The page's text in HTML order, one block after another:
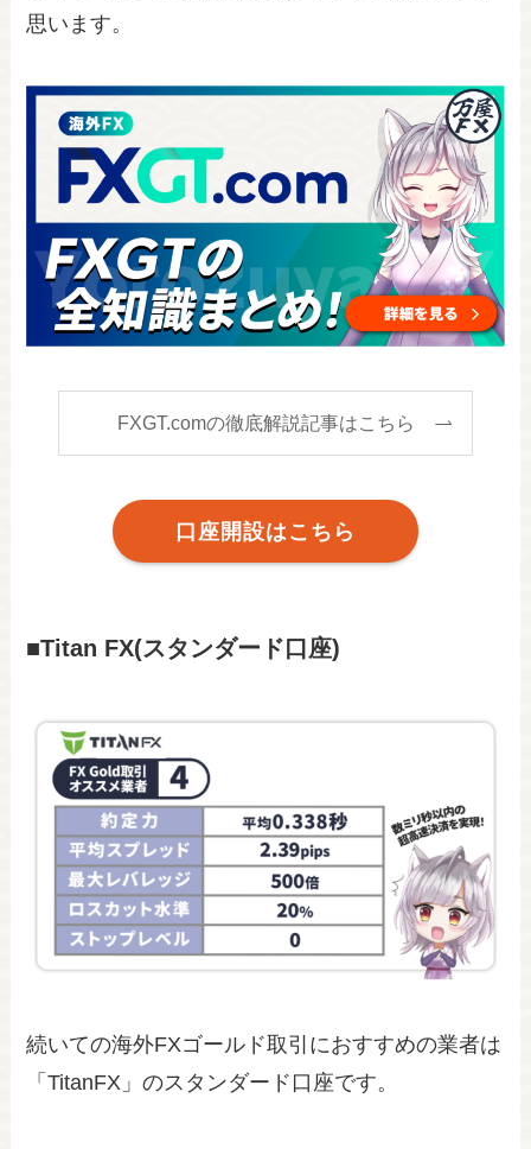
思います。
FXGT.comの徹底解説記事はこちら
口座開設はこちら
■Titan FX(スタンダード口座)
続いての海外FXゴールド取引におすすめの業者は
「TitanFX」のスタンダード口座です。